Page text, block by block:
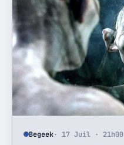
Begeek· 17 Juil · 21h00